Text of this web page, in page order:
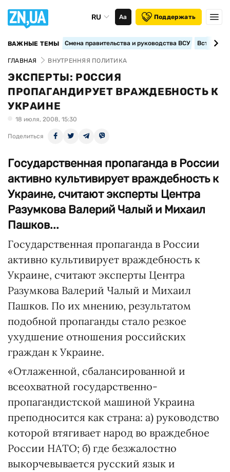
RU Аа Поддержать
ВАЖНЫЕ ТЕМЫ Смена правительства и руководства ВСУ
ГЛАВНАЯ ВНУТРЕННЯЯ ПОЛИТИКА
ЭКСПЕРТЫ: РОССИЯ
ПРОПАГАНДИРУЕТ ВРАЖДЕБНОСТЬ К
УКРАИНЕ
18 июля, 2008, 15:30
Поделиться
Государственная пропаганда в России
активно культивирует враждебность к
Украине, считают эксперты Центра
Разумкова Валерий Чалый и Михаил
Пашков...
Государственная пропаганда в России
активно культивирует враждебность к
Украине, считают эксперты Центра
Разумкова Валерий Чалый и Михаил
Пашков. По их мнению, результатом
подобной пропаганды стало резкое
ухудшение отношения российских
граждан к Украине.
«Отлаженной, сбалансированной и
всеохватной государственно-
пропагандистской машиной Украина
преподносится как страна: а) руководство
которой втягивает народ во враждебное
России НАТО; б) где безжалостно
выкорчевывается русский язык и